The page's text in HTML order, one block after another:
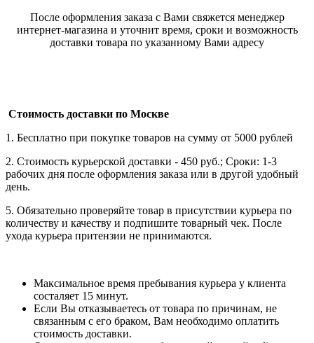
После оформления заказа с Вами свяжется менеджер
интернет-магазина и уточнит время, сроки и возможность
доставки товара по указанному Вами адресу
Стоимость доставки по Москве
1. Бесплатно при покупке товаров на сумму от 5000 рублей
2. Стоимость курьерской доставки - 450 руб.; Сроки: 1-3
рабочих дня после оформления заказа или в другой удобный
день.
5. Обязательно проверяйте товар в присутствии курьера по
количеству и качеству и подпишите товарный чек. После
ухода курьера притензии не принимаются.
Максимальное время пребывания курьера у клиента
состаляет 15 минут.
Если Вы отказываетесь от товара по причинам, не
связанным с его браком, Вам необходимо оплатить
стоимость доставки.